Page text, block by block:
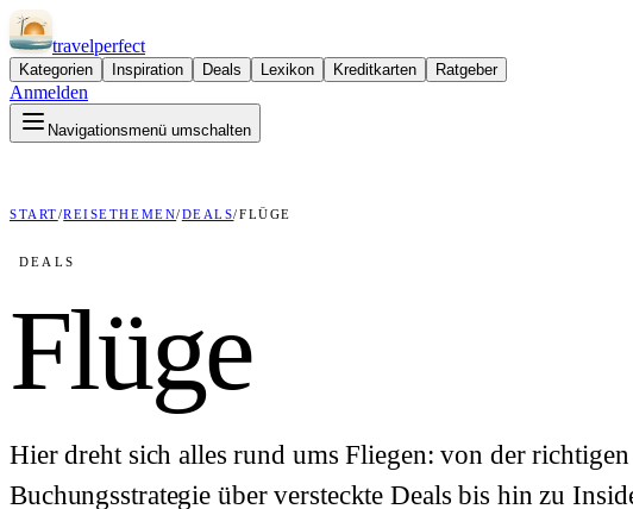
travelperfect
Kategorien Inspiration Deals Lexikon Kreditkarten Ratgeber
Anmelden
Navigationsmenü umschalten
START/REISETHEMEN/DEALS/FLÜGE
DEALS
Flüge
Hier dreht sich alles rund ums Fliegen: von der richtigen
Buchungsstrategie über versteckte Deals bis hin zu